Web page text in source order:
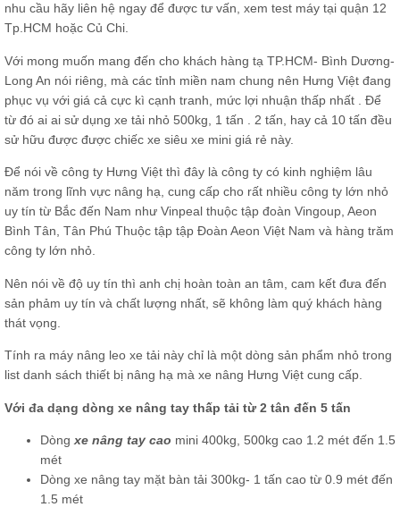
nhu cầu hãy liên hệ ngay để được tư vấn, xem test máy tại quận 12
Tp.HCM hoặc Củ Chi.
Với mong muốn mang đến cho khách hàng tạ TP.HCM- Bình Dương-
Long An nói riêng, mà các tỉnh miền nam chung nên Hưng Việt đang
phục vụ với giá cả cực kì cạnh tranh, mức lợi nhuận thấp nhất . Để
từ đó ai ai sử dụng xe tải nhỏ 500kg, 1 tấn . 2 tấn, hay cả 10 tấn đều
sử hữu được được chiếc xe siêu xe mini giá rẻ này.
Để nói về công ty Hưng Việt thì đây là công ty có kinh nghiệm lâu
năm trong lĩnh vực nâng hạ, cung cấp cho rất nhiều công ty lớn nhỏ
uy tín từ Bắc đến Nam như Vinpeal thuộc tập đoàn Vingoup, Aeon
Bình Tân, Tân Phú Thuộc tập tập Đoàn Aeon Việt Nam và hàng trăm
công ty lớn nhỏ.
Nên nói về độ uy tín thì anh chị hoàn toàn an tâm, cam kết đưa đến
sản phảm uy tín và chất lượng nhất, sẽ không làm quý khách hàng
thát vọng.
Tính ra máy nâng leo xe tải này chỉ là một dòng sản phẩm nhỏ trong
list danh sách thiết bị nâng hạ mà xe nâng Hưng Việt cung cấp.
Với đa dạng dòng xe nâng tay thấp tải từ 2 tân đến 5 tấn
Dòng xe nâng tay cao mini 400kg, 500kg cao 1.2 mét đến 1.5
mét
Dòng xe nâng tay mặt bàn tải 300kg- 1 tấn cao từ 0.9 mét đến
1.5 mét